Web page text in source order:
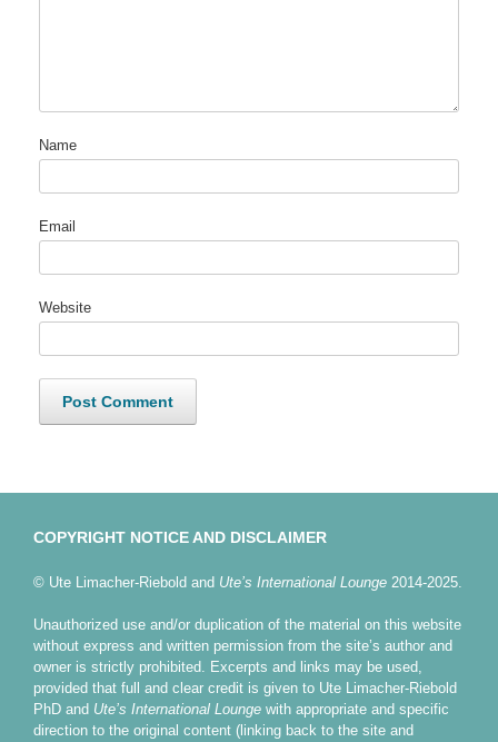
Name
Email
Website
COPYRIGHT NOTICE AND DISCLAIMER
© Ute Limacher-Riebold and Ute’s International Lounge 2014-2025.
Unauthorized use and/or duplication of the material on this website
without express and written permission from the site’s author and
owner is strictly prohibited. Excerpts and links may be used,
provided that full and clear credit is given to Ute Limacher-Riebold
PhD and Ute’s International Lounge with appropriate and specific
direction to the original content (linking back to the site and